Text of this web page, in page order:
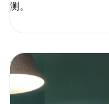
测。